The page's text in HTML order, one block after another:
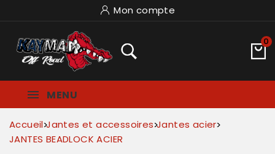
Mon compte
0
MENU
Accueil Jantes et accessoires Jantes acier
JANTES BEADLOCK ACIER